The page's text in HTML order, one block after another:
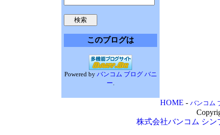
このブログは
Powered by バンコム ブログ バニ
ー.
HOME - バンコム
株式会社バンコム シン